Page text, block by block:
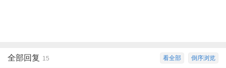
倒序浏览
看全部
全部回复 15